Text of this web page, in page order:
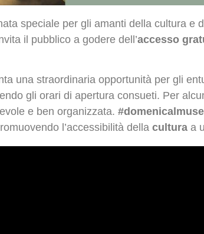
speciale per gli amanti della cultura e
il pubblico a godere dell’accesso
una straordinaria opportunità per gli
gli orari di apertura consueti. Per
e ben organizzata.
l’accessibilità della cultura a